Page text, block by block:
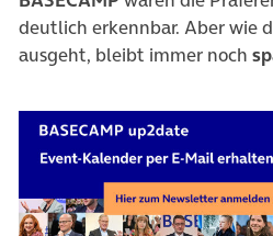
deutlich erkennbar. Aber wie
ausgeht, bleibt immer noch